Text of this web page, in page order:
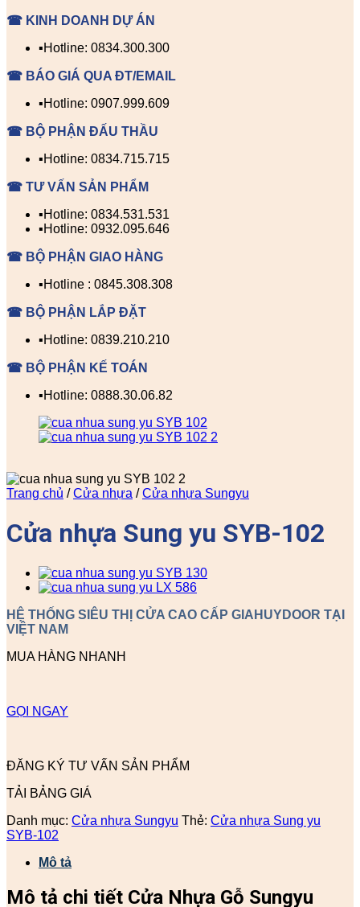
☎ KINH DOANH DỰ ÁN
▪️Hotline: 0834.300.300
☎ BÁO GIÁ QUA ĐT/EMAIL
▪️Hotline: 0907.999.609
☎ BỘ PHẬN ĐẤU THẦU
▪️Hotline: 0834.715.715
☎ TƯ VẤN SẢN PHẨM
▪️Hotline: 0834.531.531
▪️Hotline: 0932.095.646
☎ BỘ PHẬN GIAO HÀNG
▪️Hotline : 0845.308.308
☎ BỘ PHẬN LẮP ĐẶT
▪️Hotline: 0839.210.210
☎ BỘ PHẬN KẾ TOÁN
▪️Hotline: 0888.30.06.82
Trang chủ / Cửa nhựa / Cửa nhựa Sungyu
Cửa nhựa Sung yu SYB-102
HỆ THỐNG SIÊU THỊ CỬA CAO CẤP GIAHUYDOOR TẠI
VIỆT NAM
MUA HÀNG NHANH
GỌI NGAY
ĐĂNG KÝ TƯ VẤN SẢN PHẨM
TẢI BẢNG GIÁ
Danh mục: Cửa nhựa Sungyu Thẻ: Cửa nhựa Sung yu
SYB-102
Mô tả
Mô tả chi tiết Cửa Nhựa Gỗ Sungyu